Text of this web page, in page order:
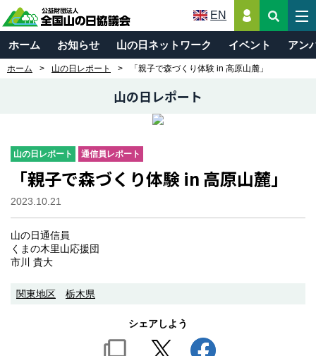
EN
ホーム お知らせ 山の日ネットワーク イベント アン
ホーム 山の日レポート 「親子で森づくり体験 in 高原山麓」
山の日レポート
山の日レポート 通信員レポート
「親子で森づくり体験 in 高原山麓」
2023.10.21
山の日通信員
くまの木里山応援団
市川 貴大
関東地区 栃木県
シェアしよう